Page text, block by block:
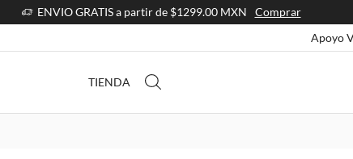
ENVIO GRATIS a partir de $1299.00 MXN
Comprar
Apoyo
TIENDA